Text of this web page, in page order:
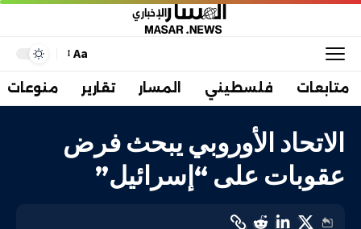
Aa
متابعات فلسطيني المسار تقارير منوعات
الاتحاد الأوروبي يبحث فرض
عقوبات على “إسرائيل”